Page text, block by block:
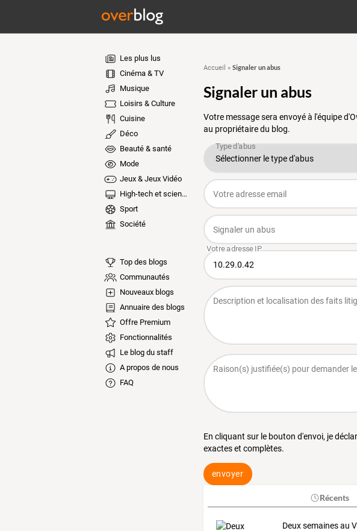
Les plus lus
Cinéma & TV
Musique
Loisirs & Culture
Cuisine
Déco
Beauté & santé
Mode
Jeux & Jeux Vidéo
High-tech et sciences
Sport
Société
Top des blogs
Communautés
Nouveaux blogs
Annuaire des blogs
Offre Premium
Fonctionnalités
Le blog du staff
A propos de nous
FAQ
Accueil » Signaler un abus
Signaler un abus
Votre message sera envoyé à l'équipe
au propriétaire du blog.
En cliquant sur le bouton d'envoi, je
exactes et complètes.
envoyer
Récents
Deux semaines au